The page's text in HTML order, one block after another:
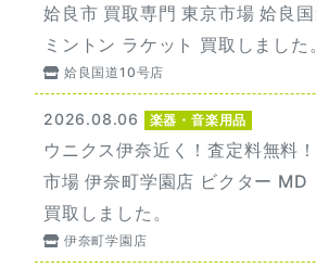
姶良市 買取専門 東京市場 姶良
ミントン ラケット 買取しました。
姶良国道10号店
2026.08.06 楽器・音楽用品
ウニクス伊奈近く！査定料無料
市場 伊奈町学園店 ビクター MD
買取しました。
伊奈町学園店